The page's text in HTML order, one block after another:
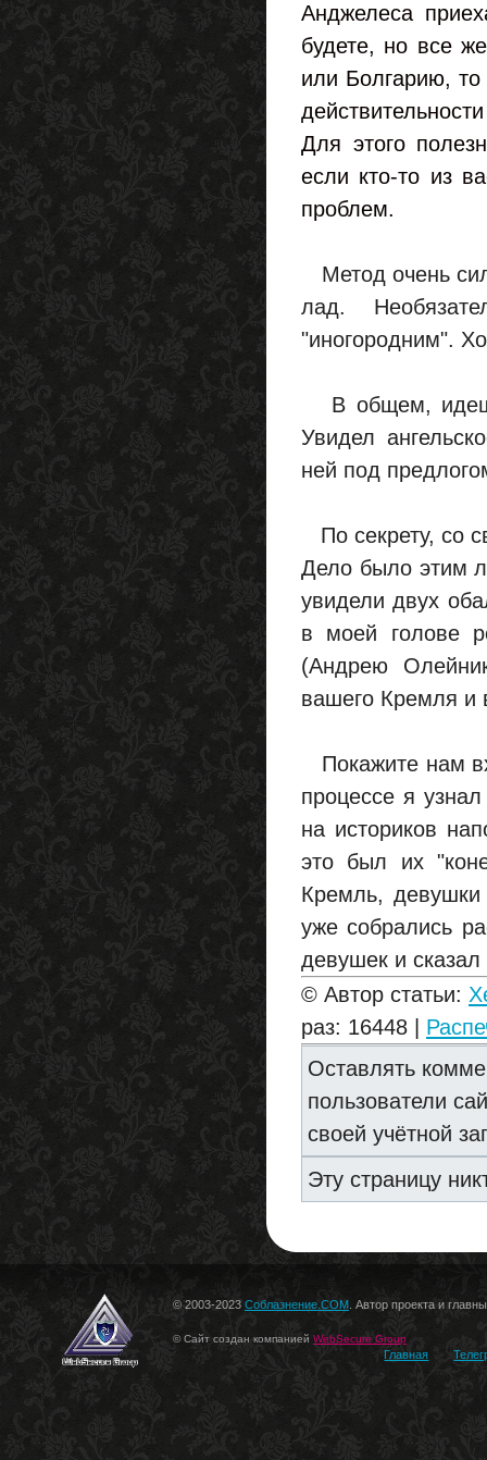
Анджелеса
будете, но все
или Болгарию,
Для этого
если кто-то из
проблем.
Метод очень
лад.
"иногородним".
В общем,
Увидел
ней под
По секрету, со
Дело было этим
увидели двух
в моей голове
(Андрею
вашего Кремля и
Покажите нам
процессе я
на историков
это был их
Кремль,
уже собрались
девушек и
© Автор статьи:
раз: 16448 |
Оставлять
пользователи
своей учётной
Эту страницу
© 2003-2023 Соблазнение.COM . Автор проекта и
© Сайт создан компанией WebSecure Group
Главная